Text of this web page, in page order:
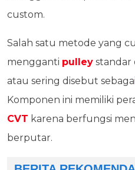
custom.
Salah satu metode yang
mengganti pulley standar
atau sering disebut sebagai
Komponen ini memiliki
CVT karena berfungsi
berputar.